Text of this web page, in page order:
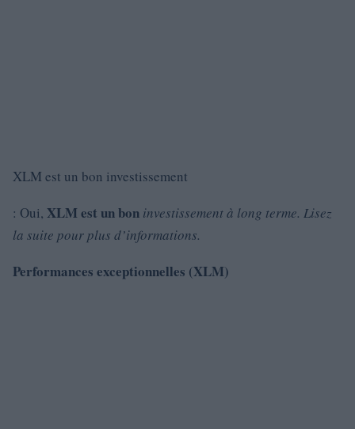
XLM est un bon investissement
: Oui, XLM est un bon investissement à long terme. Lisez
la suite pour plus d’informations.
Performances exceptionnelles (XLM)